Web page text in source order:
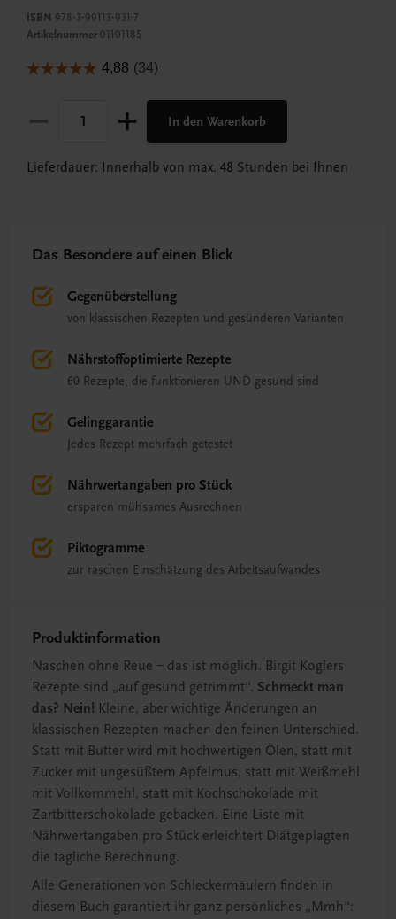
ISBN 978-3-99113-931-7
Artikelnummer 01101185
In den Warenkorb
Lieferdauer: Innerhalb von max. 48 Stunden bei Ihnen
Das Besondere auf einen Blick
Gegenüberstellung
von klassischen Rezepten und gesünderen Varianten
Nährstoffoptimierte Rezepte
60 Rezepte, die funktionieren UND gesund sind
Gelinggarantie
Jedes Rezept mehrfach getestet
Nährwertangaben pro Stück
ersparen mühsames Ausrechnen
Piktogramme
zur raschen Einschätzung des Arbeitsaufwandes
Produktinformation
Naschen ohne Reue – das ist möglich. Birgit Koglers
Rezepte sind „auf gesund getrimmt“. Schmeckt man
das? Nein! Kleine, aber wichtige Änderungen an
klassischen Rezepten machen den feinen Unterschied.
Statt mit Butter wird mit hochwertigen Ölen, statt mit
Zucker mit ungesüßtem Apfelmus, statt mit Weißmehl
mit Vollkornmehl, statt mit Kochschokolade mit
Zartbitterschokolade gebacken. Eine Liste mit
Nährwertangaben pro Stück erleichtert Diätgeplagten
die tägliche Berechnung.
Alle Generationen von Schleckermäulern finden in
diesem Buch garantiert ihr ganz persönliches „Mmh“: